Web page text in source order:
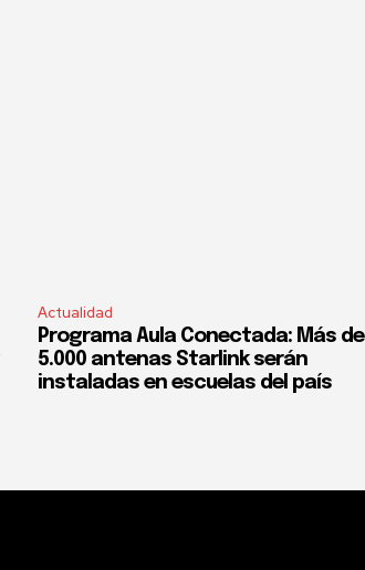
Actualidad
Programa Aula Conectada: Más de
5.000 antenas Starlink serán
instaladas en escuelas del país